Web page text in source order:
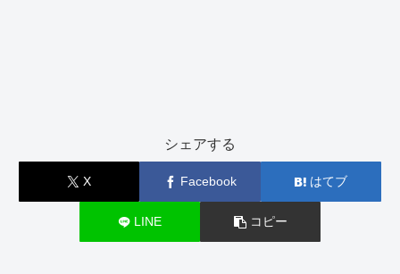
シェアする
X Facebook はてブ
LINE コピー